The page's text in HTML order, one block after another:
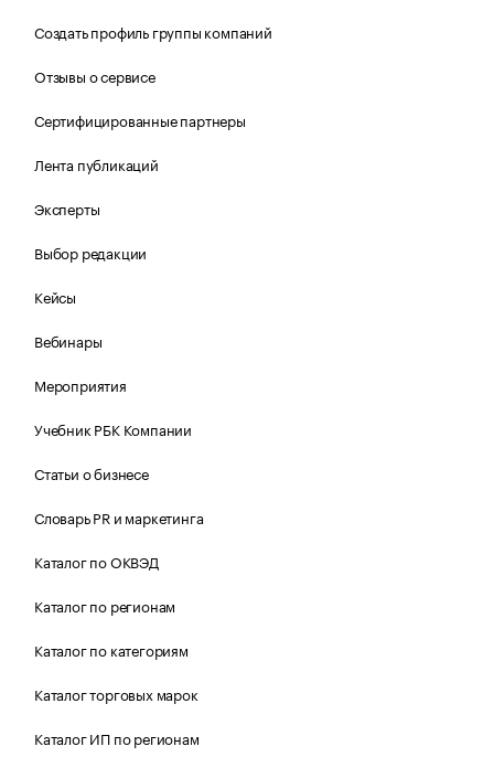
Создать профиль группы компаний
Отзывы о сервисе
Сертифицированные партнеры
Лента публикаций
Эксперты
Выбор редакции
Кейсы
Вебинары
Мероприятия
Учебник РБК Компании
Статьи о бизнесе
Словарь PR и маркетинга
Каталог по ОКВЭД
Каталог по регионам
Каталог по категориям
Каталог торговых марок
Каталог ИП по регионам